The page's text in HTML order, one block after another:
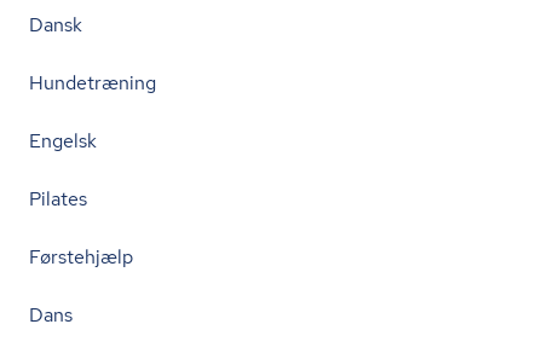
Dansk
Hundetræning
Engelsk
Pilates
Førstehjælp
Dans